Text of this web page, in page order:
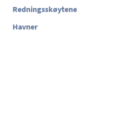
Redningsskøytene
Havner